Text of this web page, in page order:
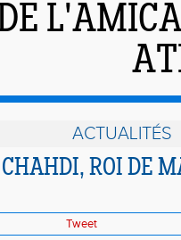
ACTUALITÉS
ROI DE
Tweet